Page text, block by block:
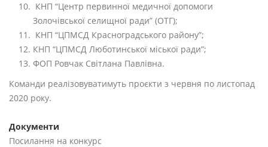
КНП “Центр первинної медичної допомоги
Золочівської селищної ради” (ОТГ);
КНП “ЦПМСД Красноградського району”;
КНП “ЦПМСД Люботинської міської ради”;
ФОП Ровчак Світлана Павлівна.
Команди реалізовуватимуть проєкти з червня по листопад
2020 року.
Документи
Посилання на конкурс